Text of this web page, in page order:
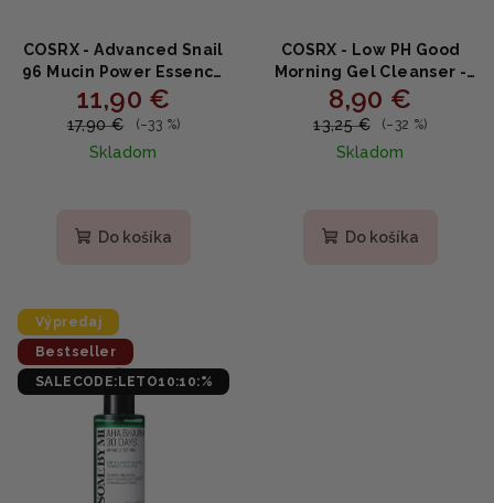
COSRX - Advanced Snail
96 Mucin Power Essence
- Regeneračná esencia s
96 % slimačieho mucínu
11,90 €
17,90 € (–33 %)
Skladom
produktu
hviezdičiek.
Do košíka
COSRX - Low PH Good
Morning Gel Cleanser -
čistiaci gél s nízkym pH
150ml
8,90 €
13,25 € (–32 %)
Skladom
produktu
Do košíka
Výpredaj
Bestseller
SALECODE:LETO10:10:%